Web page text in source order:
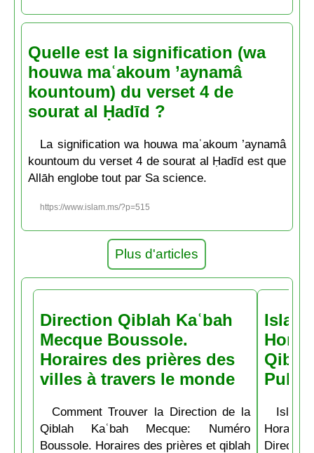
Quelle est la signification (wa
houwa maʿakoum ’aynamâ
kountoum) du verset 4 de
sourat al Ḥadīd ?
La signification wa houwa maʿakoum ’aynamâ
kountoum du verset 4 de sourat al Ḥadīd est que
Allāh englobe tout par Sa science.
https://www.islam.ms/?p=515
Plus d'articles
Direction Qiblah Kaʿbah
Mecque Boussole.
Horaires des prières des
villes à travers le monde
Comment Trouver la Direction de la
Qiblah Kaʿbah Mecque: Numéro
Boussole. Horaires des prières et qiblah
Pubs